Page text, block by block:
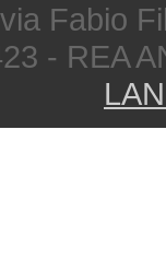
Fabio
- REA